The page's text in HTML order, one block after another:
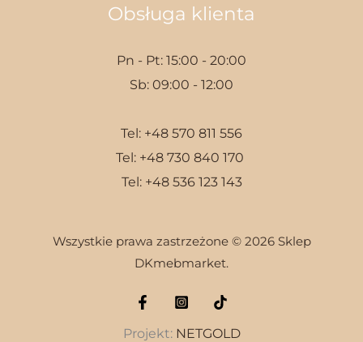
Obsługa klienta
Pn - Pt: 15:00 - 20:00
Sb: 09:00 - 12:00
Tel: +48 570 811 556
Tel: +48 730 840 170
Tel: +48 536 123 143
Wszystkie prawa zastrzeżone © 2026 Sklep
DKmebmarket.
Projekt: NETGOLD